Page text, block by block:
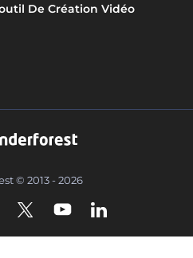
De Création Vidéo
© 2013 - 2026